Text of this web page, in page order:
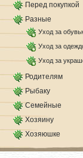
Перед покупкой
Разные
Уход за
Уход за
Уход за
Родителям
Рыбаку
Семейные
Хозяину
Хозяюшке